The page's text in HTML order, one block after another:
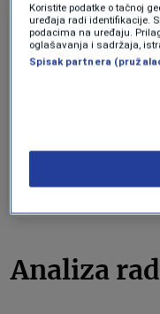
Analiza
Koristite podatke o tačnoj
uređaja radi identifikacije.
podacima na uređaju.
oglašavanja i sadržaja,
Spisak partnera